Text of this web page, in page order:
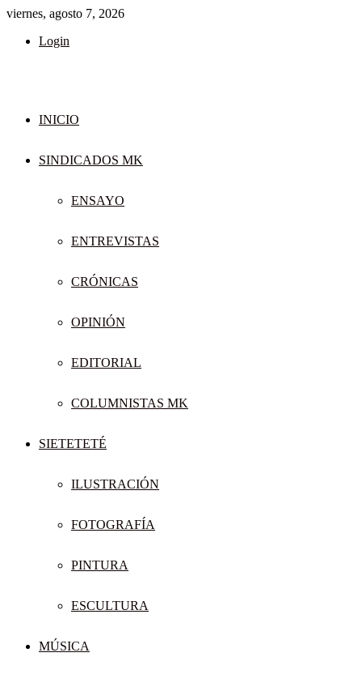
viernes, agosto 7, 2026
Login
INICIO
SINDICADOS MK
ENSAYO
ENTREVISTAS
CRÓNICAS
OPINIÓN
EDITORIAL
COLUMNISTAS MK
SIETETETÉ
ILUSTRACIÓN
FOTOGRAFÍA
PINTURA
ESCULTURA
MÚSICA